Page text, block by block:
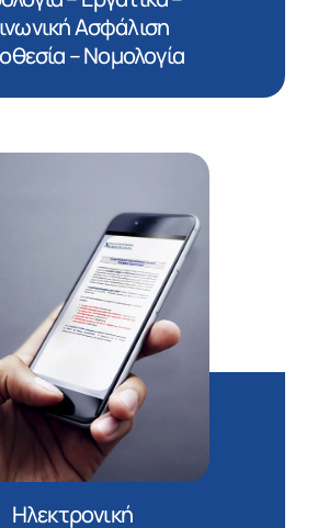
Ασφάλιση
– Νομολογία
Ηλεκτρονική